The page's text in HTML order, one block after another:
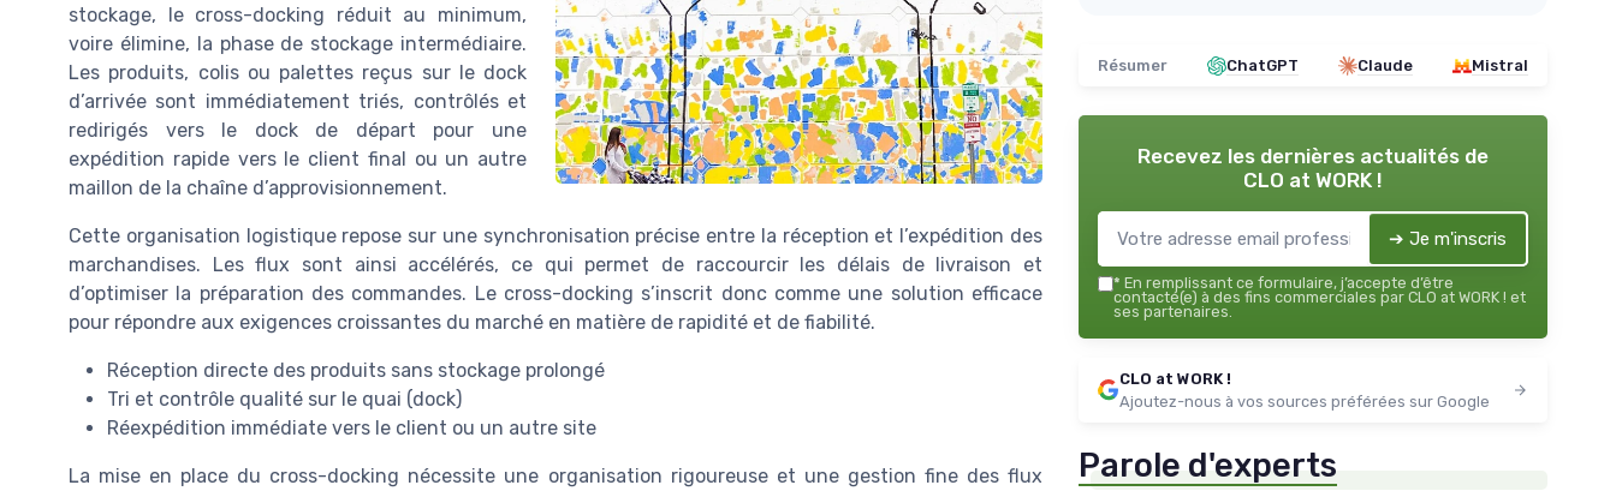
stockage, le cross-docking réduit au minimum,
voire élimine, la phase de stockage intermédiaire.
Les produits, colis ou palettes reçus sur le dock
d’arrivée sont immédiatement triés, contrôlés et
redirigés vers le dock de départ pour une
expédition rapide vers le client final ou un autre
maillon de la chaîne d’approvisionnement.
Cette organisation logistique repose sur une synchronisation précise entre la réception et l’expédition des
marchandises. Les flux sont ainsi accélérés, ce qui permet de raccourcir les délais de livraison et
d’optimiser la préparation des commandes. Le cross-docking s’inscrit donc comme une solution efficace
pour répondre aux exigences croissantes du marché en matière de rapidité et de fiabilité.
Réception directe des produits sans stockage prolongé
Tri et contrôle qualité sur le quai (dock)
Réexpédition immédiate vers le client ou un autre site
La mise en place du cross-docking nécessite une organisation rigoureuse et une gestion fine des flux
Résumer ChatGPT Claude Mistral
Recevez les dernières actualités de
CLO at WORK !
➔ Je m'inscris
* En remplissant ce formulaire, j’accepte d’être
contacté(e) à des fins commerciales par CLO at WORK ! et
ses partenaires.
CLO at WORK !
Ajoutez-nous à vos sources préférées sur Google
Parole d'experts